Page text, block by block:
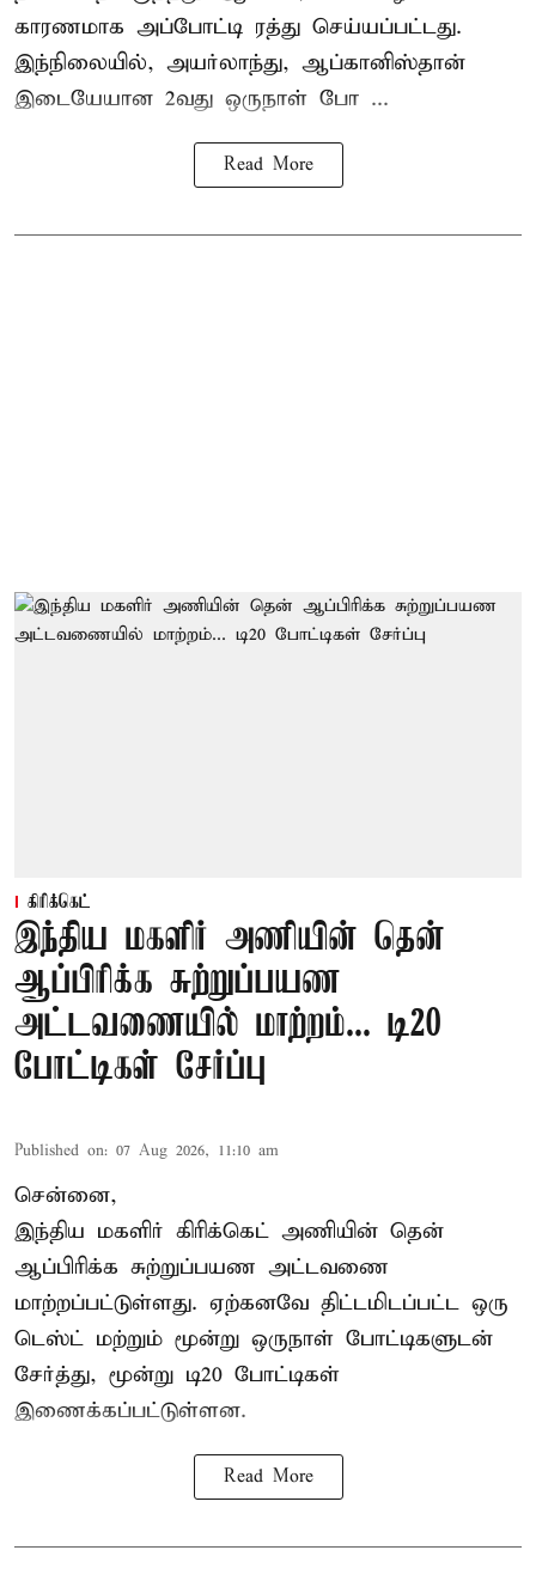
காரணமாக அப்போட்டி ரத்து செய்யப்பட்டது.
இந்நிலையில், அயர்லாந்து, ஆப்கானிஸ்தான்
இடையேயான 2வது ஒருநாள் போ ...
Read More
கிரிக்கெட்
இந்திய மகளிர் அணியின் தென்
ஆப்பிரிக்க சுற்றுப்பயண
அட்டவணையில் மாற்றம்... டி20
போட்டிகள் சேர்ப்பு
Published on: 07 Aug 2026, 11:10 am
சென்னை,
இந்திய மகளிர் கிரிக்கெட் அணியின் தென்
ஆப்பிரிக்க சுற்றுப்பயண அட்டவணை
மாற்றப்பட்டுள்ளது. ஏற்கனவே திட்டமிடப்பட்ட ஒரு
டெஸ்ட் மற்றும் மூன்று ஒருநாள் போட்டிகளுடன்
சேர்த்து, மூன்று டி20 போட்டிகள்
இணைக்கப்பட்டுள்ளன.
Read More